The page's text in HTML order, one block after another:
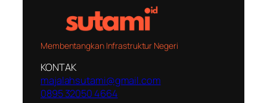
Membentangkan Infrastruktur Negeri
KONTAK
majalahsutami@gmail.com
0895 32050 4664